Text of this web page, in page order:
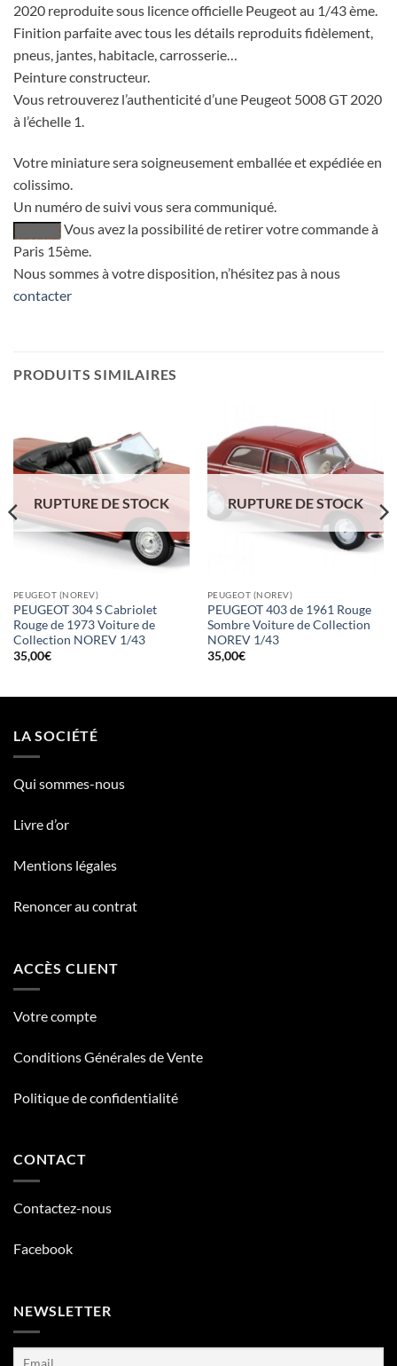
2020 reproduite sous licence officielle Peugeot au 1/43 ème.
Finition parfaite avec tous les détails reproduits fidèlement,
pneus, jantes, habitacle, carrosserie…
Peinture constructeur.
Vous retrouverez l’authenticité d’une Peugeot 5008 GT 2020
à l’échelle 1.
Votre miniature sera soigneusement emballée et expédiée en
colissimo.
Un numéro de suivi vous sera communiqué.
Vous avez la possibilité de retirer votre commande à
Paris 15ème.
Nous sommes à votre disposition, n’hésitez pas à nous
contacter
PRODUITS SIMILAIRES
RUPTURE DE STOCK
PEUGEOT (NOREV)
PEUGEOT 304 S Cabriolet
Rouge de 1973 Voiture de
Collection NOREV 1/43
35,00€
RUPTURE DE STOCK
PEUGEOT (NOREV)
PEUGEOT 403 de 1961 Rouge
Sombre Voiture de Collection
NOREV 1/43
35,00€
LA SOCIÉTÉ
Qui sommes-nous
Livre d’or
Mentions légales
Renoncer au contrat
ACCÈS CLIENT
Votre compte
Conditions Générales de Vente
Politique de confidentialité
CONTACT
Contactez-nous
Facebook
NEWSLETTER